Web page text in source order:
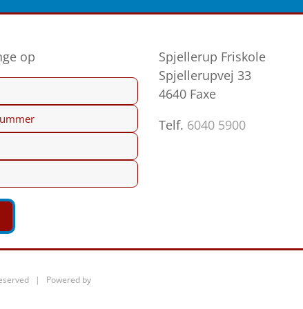
op
Spjellerup Friskole
Spjellerupvej 33
4640 Faxe
Telf. 6040 5900
| Powered by